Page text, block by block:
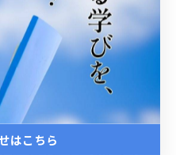
塾選びの判断基
の回避法
「口コミや評判だけで決
はこちら